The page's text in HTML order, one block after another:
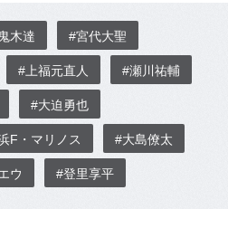
木達 #宮代大聖
#上福元直人 #瀬川祐輔
#大迫勇也
F・マリノス #大島僚太
ウ #登里享平